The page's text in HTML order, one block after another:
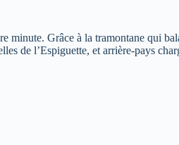
minute. Grâce à la tramontane qui
de l’Espiguette, et arrière-pays